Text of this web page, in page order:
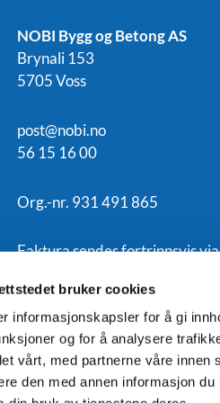
bruker cookies
informasjonskapsler for å gi
og for å analysere
vårt, med partnerne våre innen
den med annen informasjon
NOBI Bygg og Betong AS
Brynali 153
5705 Voss
post@nobi.no
56 15 16 00
Org.-nr. 931 491 865
Faktura sendes fortrinnsvis via